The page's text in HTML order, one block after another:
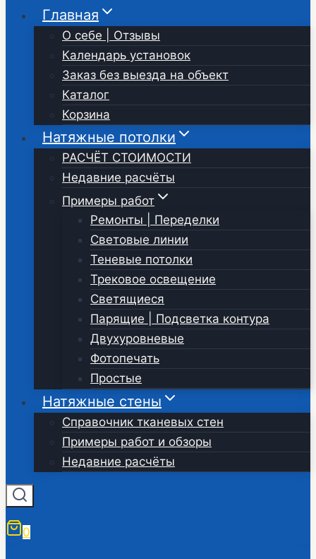
Главная
О себе | Отзывы
Календарь установок
Заказ без выезда на объект
Каталог
Корзина
Натяжные потолки
РАСЧЁТ СТОИМОСТИ
Недавние расчёты
Примеры работ
Ремонты | Переделки
Световые линии
Теневые потолки
Трековое освещение
Светящиеся
Парящие | Подсветка контура
Двухуровневые
Фотопечать
Простые
Натяжные стены
Справочник тканевых стен
Примеры работ и обзоры
Недавние расчёты
0